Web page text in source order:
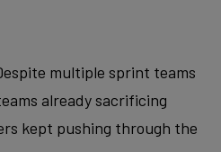
multiple sprint teams
already sacrificing
kept pushing through the